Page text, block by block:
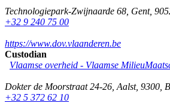
Technologiepark-Zwijnaarde 68 Gent,
+32 9 240 75 00
https://www.dov.vlaanderen.be
Custodian
Vlaamse overheid - Vlaamse
Dokter de Moorstraat 24-26 Aalst, 9300
+32 5 372 62 10